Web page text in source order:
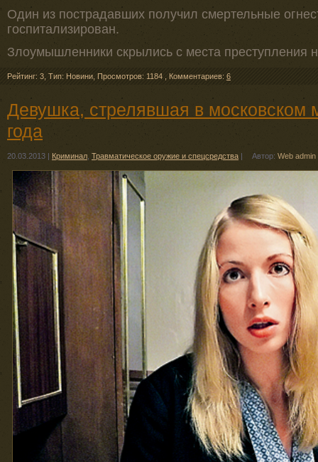
Один из пострадавших получил смертельные
госпитализирован.
Злоумышленники скрылись с места преступления
Рейтинг: 3 Тип: Новини Просмотров: 1184 Комментариев: 6
Девушка, стрелявшая в московском
года
20.03.2013 Криминал Травматическое оружие и спецсредства Автор: Web admin